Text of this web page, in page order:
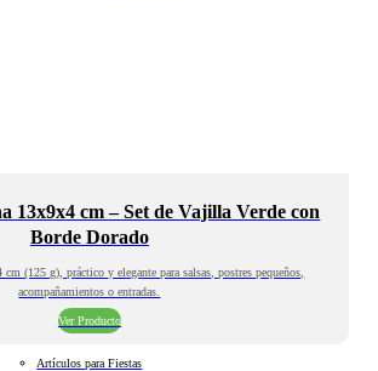
13x9x4 cm – Set de Vajilla Verde con
Borde Dorado
(125 g), práctico y elegante para salsas, postres pequeños,
acompañamientos o entradas.
Ver Producto
Artículos para Fiestas